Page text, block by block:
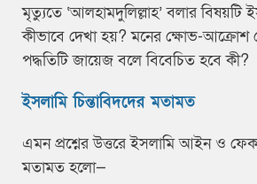
মৃত্যুতে ‘আলহামদুলিল্লাহ’ বলার বিষয়টি
কীভাবে দেখা হয়? মনের ক্ষোভ-আক্রোশ
পদ্ধতিটি জায়েজ বলে বিবেচিত হবে কী?
ইসলামি চিন্তাবিদদের মতামত
এমন প্রশ্নের উত্তরে ইসলামি আইন ও
মতামত হলো—